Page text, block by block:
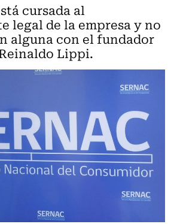
cursada al
legal de la empresa y no
alguna con el fundador
Lippi.